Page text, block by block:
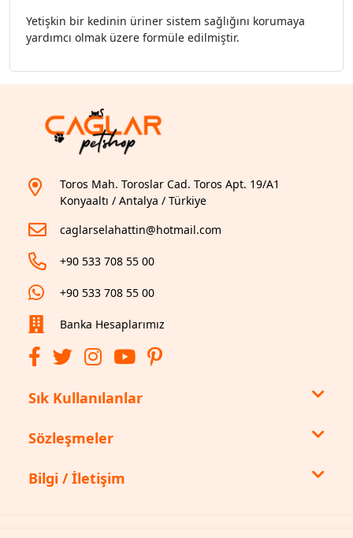
Yetişkin bir kedinin üriner sistem sağlığını korumaya
yardımcı olmak üzere formüle edilmiştir.
Toros Mah. Toroslar Cad. Toros Apt. 19/A1
Konyaaltı / Antalya / Türkiye
caglarselahattin@hotmail.com
+90 533 708 55 00
+90 533 708 55 00
Banka Hesaplarımız
Sık Kullanılanlar
Sözleşmeler
Bilgi / İletişim